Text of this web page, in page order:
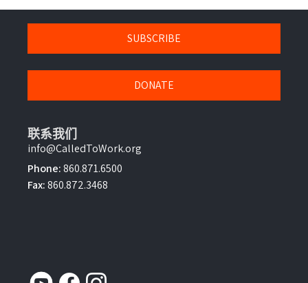
SUBSCRIBE
DONATE
联系我们
info@CalledToWork.org
Phone:860.871.6500
Fax:860.872.3468